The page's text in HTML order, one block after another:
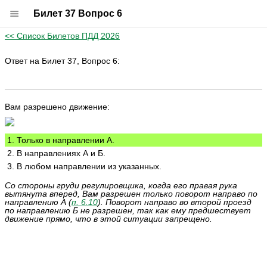
Билет 37 Вопрос 6
<< Список Билетов ПДД 2026
Ответ на Билет 37, Вопрос 6:
Вам разрешено движение:
1. Только в направлении А.
2. В направлениях А и Б.
3. В любом направлении из указанных.
Со стороны груди регулировщика, когда его правая рука
вытянута вперед, Вам разрешен только поворот направо по
направлению А (п. 6.10). Поворот направо во второй проезд
по направлению Б не разрешен, так как ему предшествует
движение прямо, что в этой ситуации запрещено.